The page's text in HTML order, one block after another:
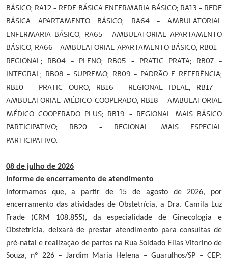
BÁSICO; RA12 - REDE BÁSICA ENFERMARIA BÁSICO; RA13 - REDE
BÁSICA APARTAMENTO BÁSICO; RA64 - AMBULATORIAL
ENFERMARIA BÁSICO; RA65 - AMBULATORIAL APARTAMENTO
BÁSICO; RA66 - AMBULATORIAL APARTAMENTO BÁSICO; RB01 -
REGIONAL; RB04 - PLENO; RB05 - PRATIC PRATA; RB07 -
INTEGRAL; RB08 - SUPREMO; RB09 - PADRÃO E REFERÊNCIA;
RB10 - PRATIC OURO; RB16 - REGIONAL IDEAL; RB17 -
AMBULATORIAL MÉDICO COOPERADO; RB18 - AMBULATORIAL
MÉDICO COOPERADO PLUS; RB19 - REGIONAL MAIS BÁSICO
PARTICIPATIVO; RB20 - REGIONAL MAIS ESPECIAL
PARTICIPATIVO.
08 de julho de 2026
Informe de encerramento de atendimento
Informamos que, a partir de 15 de agosto de 2026, por
encerramento das atividades de Obstetrícia, a Dra. Camila Luz
Frade (CRM 108.855), da especialidade de Ginecologia e
Obstetrícia, deixará de prestar atendimento para consultas de
pré-natal e realização de partos na Rua Soldado Elias Vitorino de
Souza, nº 226 – Jardim Maria Helena – Guarulhos/SP – CEP: